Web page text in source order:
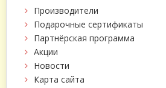
Производители
Подарочные сертификаты
Партнёрская программа
Акции
Новости
Карта сайта